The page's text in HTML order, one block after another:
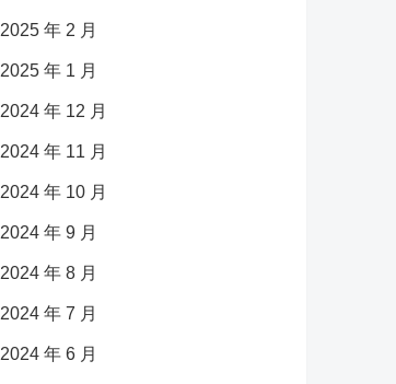
2025 年 2 月
2025 年 1 月
2024 年 12 月
2024 年 11 月
2024 年 10 月
2024 年 9 月
2024 年 8 月
2024 年 7 月
2024 年 6 月